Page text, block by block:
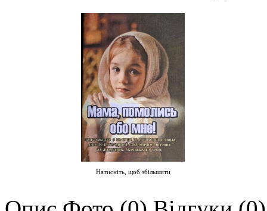
Натисніть, щоб збільшити